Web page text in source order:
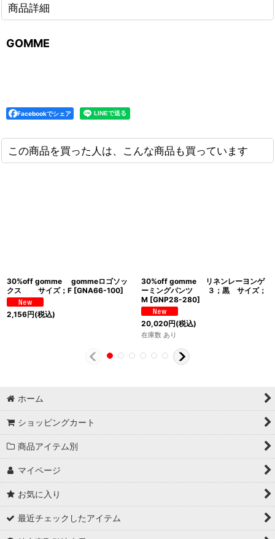
商品詳細
GOMME
Facebookでシェア
この商品を買った人は、こんな商品も買っています
30%off gomme gommeロゴソッ
クス サイズ；F [GNA66-100]
2,156円(税込)
30%off gomme リネンレーヨンゲ
ーミングパンツ ３；黒 サイズ；
M [GNP28-280]
20,020円(税込)
在庫数 あり
ホーム
ショッピングカート
商品アイテム別
マイページ
お気に入り
最近チェックしたアイテム